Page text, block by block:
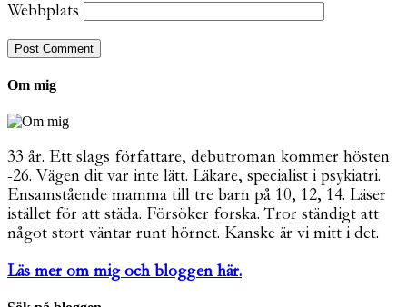
Webbplats
Om mig
33 år. Ett slags författare, debutroman kommer hösten
-26. Vägen dit var inte lätt. Läkare, specialist i psykiatri.
Ensamstående mamma till tre barn på 10, 12, 14. Läser
istället för att städa. Försöker forska. Tror ständigt att
något stort väntar runt hörnet. Kanske är vi mitt i det.
Läs mer om mig och bloggen här.